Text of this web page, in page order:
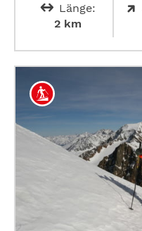
Länge:
2 km